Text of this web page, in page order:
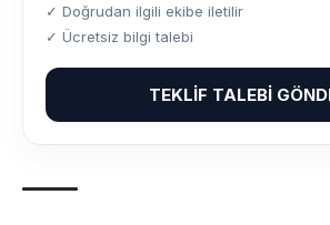
✓ Doğrudan ilgili ekibe iletilir
✓ Ücretsiz bilgi talebi
TEKLIF TALEBI